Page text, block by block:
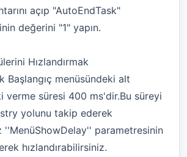
açıp "AutoEndTask"
değerini "1" yapın.
Hızlandırmak
Başlangıç menüsündeki alt
verme süresi 400 ms'dir.Bu süreyi
yolunu takip ederek
''MenüShowDelay'' parametresinin
hızlandırabilirsiniz.